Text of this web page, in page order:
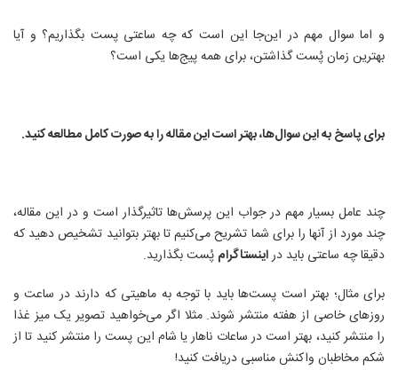
و اما سوال مهم در این‌جا این است که چه ساعتی پست بگذاریم؟ و آیا
بهترین زمان پُست گذاشتن، برای همه پیج‌ها یکی است؟
برای پاسخ به این سوال‌ها، بهتر است این مقاله را به صورت کامل مطالعه کنید.
چند عامل بسیار مهم در جواب این پرسش‌ها تاثیرگذار است و در این مقاله،
چند مورد از آنها را برای شما تشریح می‌کنیم تا بهتر بتوانید تشخیص دهید که
دقیقا چه ساعتی باید دراینستاگرام پُست بگذارید.
برای مثال؛ بهتر است پست‌ها باید با توجه به ماهیتی که دارند در ساعت و
روزهای خاصی از هفته منتشر شوند. مثلا اگر می‌خواهید تصویر یک میز غذا
را منتشر کنید، بهتر است در ساعات ناهار یا شام این پست را منتشر کنید تا از
شکم مخاطبان واکنش مناسبی دریافت کنید!